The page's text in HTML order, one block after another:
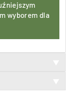
wyborem dla